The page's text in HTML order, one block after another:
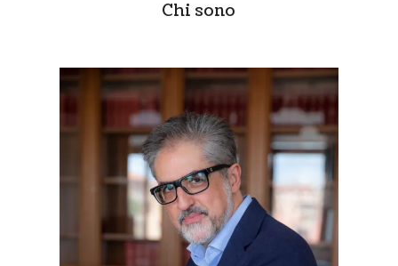
Chi sono